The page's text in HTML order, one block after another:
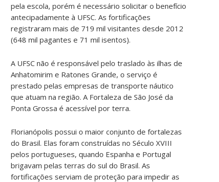
pela escola, porém é necessário solicitar o benefício
antecipadamente à UFSC. As fortificações
registraram mais de 719 mil visitantes desde 2012
(648 mil pagantes e 71 mil isentos).
A UFSC não é responsável pelo traslado às ilhas de
Anhatomirim e Ratones Grande, o serviço é
prestado pelas empresas de transporte náutico
que atuam na região. A Fortaleza de São José da
Ponta Grossa é acessível por terra.
Florianópolis possui o maior conjunto de fortalezas
do Brasil. Elas foram construídas no Século XVIII
pelos portugueses, quando Espanha e Portugal
brigavam pelas terras do sul do Brasil. As
fortificações serviam de proteção para impedir as